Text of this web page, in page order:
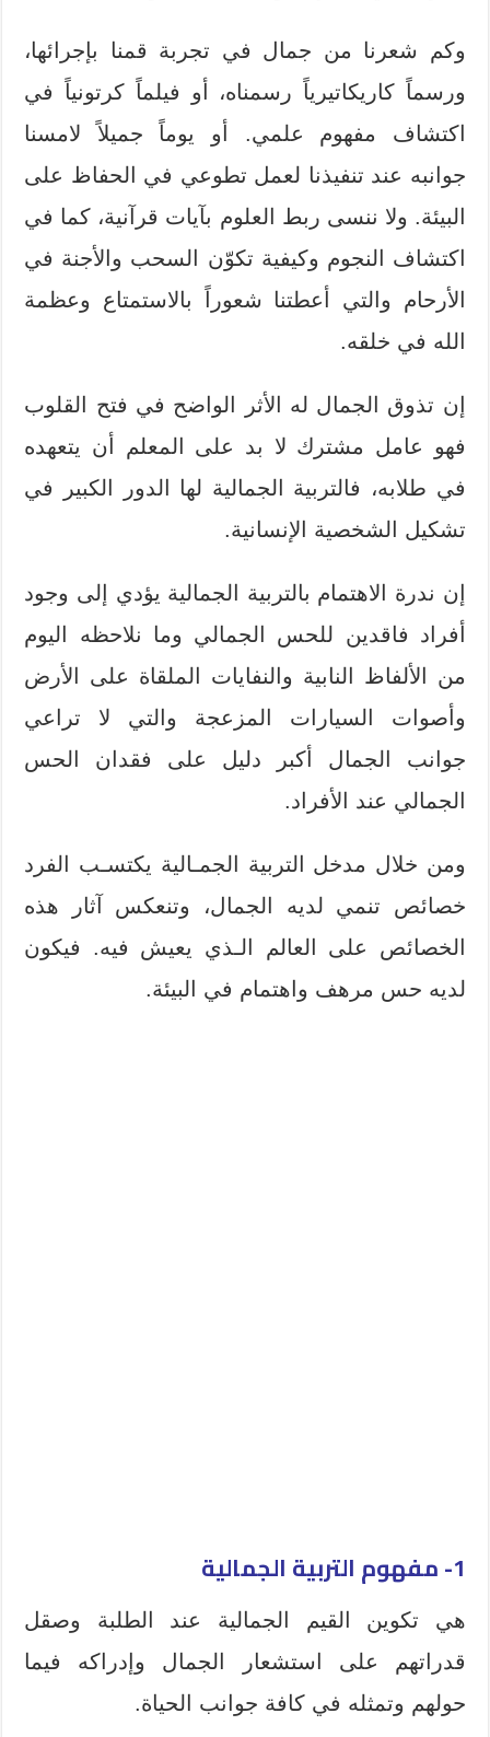
وكم شعرنا من جمال في تجربة قمنا بإجرائها،
ورسماً كاريكاتيرياً رسمناه، أو فيلماً كرتونياً في
اكتشاف مفهوم علمي. أو يوماً جميلاً لامسنا
جوانبه عند تنفيذنا لعمل تطوعي في الحفاظ على
البيئة. ولا ننسى ربط العلوم بآيات قرآنية، كما في
اكتشاف النجوم وكيفية تكوّن السحب والأجنة في
الأرحام والتي أعطتنا شعوراً بالاستمتاع وعظمة
الله في خلقه.
إن تذوق الجمال له الأثر الواضح في فتح القلوب
فهو عامل مشترك لا بد على المعلم أن يتعهده
في طلابه، فالتربية الجمالية لها الدور الكبير في
تشكيل الشخصية الإنسانية.
إن ندرة الاهتمام بالتربية الجمالية يؤدي إلى وجود
أفراد فاقدين للحس الجمالي وما نلاحظه اليوم
من الألفاظ النابية والنفايات الملقاة على الأرض
وأصوات السيارات المزعجة والتي لا تراعي
جوانب الجمال أكبر دليل على فقدان الحس
الجمالي عند الأفراد.
ومن خلال مدخل التربية الجمـالية يكتسـب الفرد
خصائص تنمي لديه الجمال، وتنعكس آثار هذه
الخصائص على العالم الـذي يعيش فيه. فيكون
لديه حس مرهف واهتمام في البيئة.
1- مفهوم التربية الجمالية
هي تكوين القيم الجمالية عند الطلبة وصقل
قدراتهم على استشعار الجمال وإدراكه فيما
حولهم وتمثله في كافة جوانب الحياة.